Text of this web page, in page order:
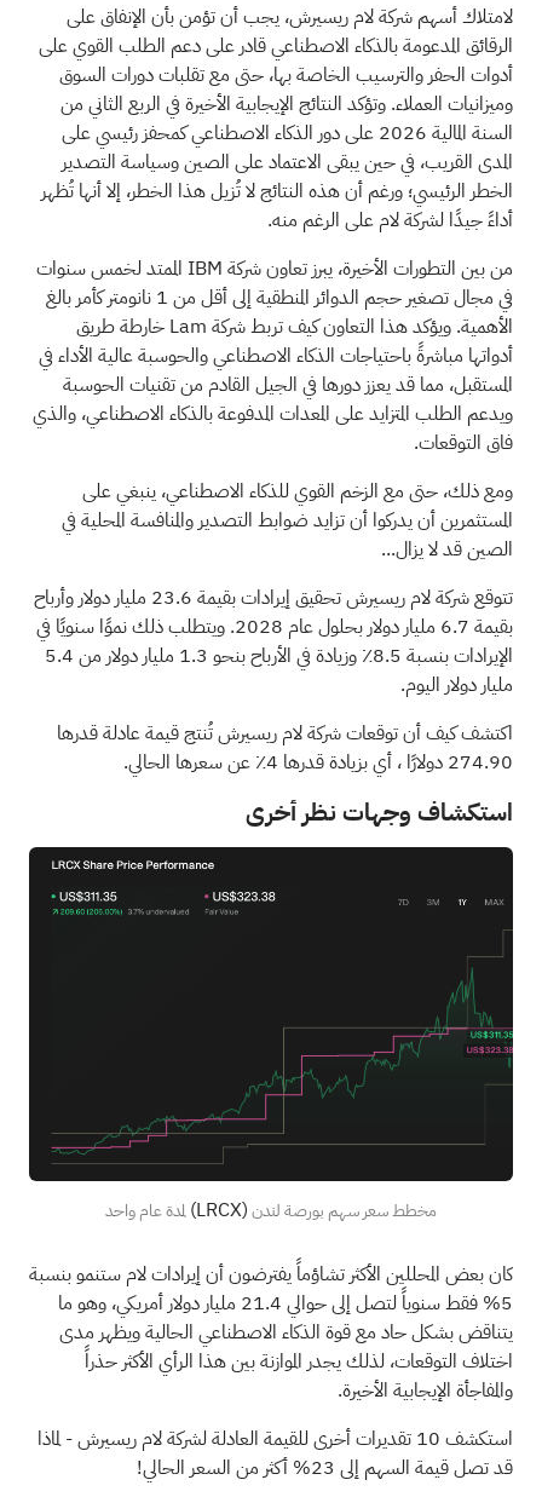
لامتلاك أسهم شركة لام ريسيرش، يجب أن تؤمن بأن الإنفاق على
الرقائق المدعومة بالذكاء الاصطناعي قادر على دعم الطلب القوي على
أدوات الحفر والترسيب الخاصة بها، حتى مع تقلبات دورات السوق
وميزانيات العملاء. وتؤكد النتائج الإيجابية الأخيرة في الربع الثاني من
السنة المالية 2026 على دور الذكاء الاصطناعي كمحفز رئيسي على
المدى القريب، في حين يبقى الاعتماد على الصين وسياسة التصدير
الخطر الرئيسي؛ ورغم أن هذه النتائج لا تُزيل هذا الخطر، إلا أنها تُظهر
أداءً جيدًا لشركة لام على الرغم منه.
من بين التطورات الأخيرة، يبرز تعاون شركة IBM الممتد لخمس سنوات
في مجال تصغير حجم الدوائر المنطقية إلى أقل من 1 نانومتر كأمر بالغ
الأهمية. ويؤكد هذا التعاون كيف تربط شركة Lam خارطة طريق
أدواتها مباشرةً باحتياجات الذكاء الاصطناعي والحوسبة عالية الأداء في
المستقبل، مما قد يعزز دورها في الجيل القادم من تقنيات الحوسبة
ويدعم الطلب المتزايد على المعدات المدفوعة بالذكاء الاصطناعي، والذي
فاق التوقعات.
ومع ذلك، حتى مع الزخم القوي للذكاء الاصطناعي، ينبغي على
المستثمرين أن يدركوا أن تزايد ضوابط التصدير والمنافسة المحلية في
الصين قد لا يزال...
تتوقع شركة لام ريسيرش تحقيق إيرادات بقيمة 23.6 مليار دولار وأرباح
بقيمة 6.7 مليار دولار بحلول عام 2028. ويتطلب ذلك نموًا سنويًا في
الإيرادات بنسبة 8.5٪ وزيادة في الأرباح بنحو 1.3 مليار دولار من 5.4
مليار دولار اليوم.
اكتشف كيف أن توقعات شركة لام ريسيرش تُنتج قيمة عادلة قدرها
274.90 دولارًا
، أي بزيادة قدرها 4٪ عن سعرها الحالي.
استكشاف وجهات نظر أخرى
مخطط سعر سهم بورصة لندن(LRCX)لمدة عام واحد
كان بعض المحللين الأكثر تشاؤماً يفترضون أن إيرادات لام ستنمو بنسبة
5% فقط سنوياً لتصل إلى حوالي 21.4 مليار دولار أمريكي، وهو ما
يتناقض بشكل حاد مع قوة الذكاء الاصطناعي الحالية ويظهر مدى
اختلاف التوقعات، لذلك يجدر الموازنة بين هذا الرأي الأكثر حذراً
والمفاجأة الإيجابية الأخيرة.
استكشف 10 تقديرات أخرى للقيمة العادلة لشركة لام ريسيرش
- لماذا
قد تصل قيمة السهم إلى 23% أكثر من السعر الحالي!